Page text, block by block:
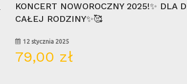
KONCERT NOWOROCZNY 2025!✨ DLA
CAŁEJ RODZINY✨🥰
12 stycznia 2025
79,00 zł